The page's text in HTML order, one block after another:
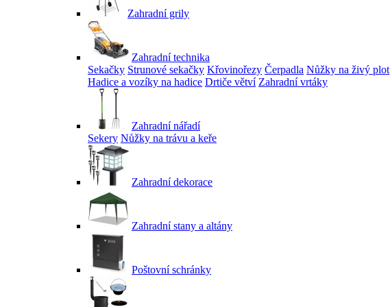
Zahradní grily
Zahradní technika
Sekačky Strunové sekačky Křovinořezy Čerpadla Nůžky na živý plot
Hadice a vozíky na hadice Drtiče větví Zahradní vrtáky
Zahradní nářadí
Sekery Nůžky na trávu a keře
Zahradní dekorace
Zahradní stany a altány
Poštovní schránky